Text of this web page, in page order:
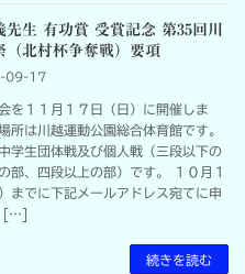
先生 有功賞 受賞記念 第35回川
（北村杯争奪戦）要項
09-17
を１１月１７日（日）に開催しま
所は川越運動公園総合体育館です。
学生団体戦及び個人戦（三段以下の
部、四段以上の部）です。 １０月１
までに下記メールアドレス宛てに申
[…]
続きを読む